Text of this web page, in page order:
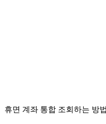
휴면 계좌 통합 조회하는 방